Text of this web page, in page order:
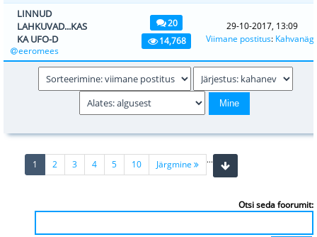
LINNUD
LAHKUVAD...KAS
KA UFO-D
eeromees
20
14,768
29-10-2017, 13:09
Viimane postitus:
1 (current)
2 3 4 5 ...
10 Järgmine
Otsi seda foorumit: